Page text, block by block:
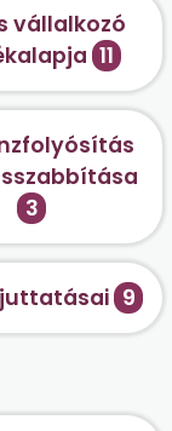
vállalkozó
11
3
9